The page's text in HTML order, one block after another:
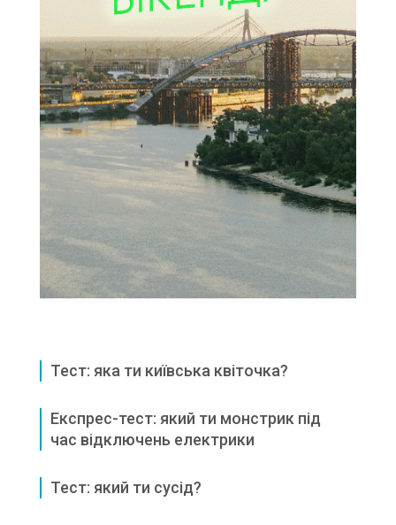
Тест: яка ти київська квіточка?
Експрес-тест: який ти монстрик під
час відключень електрики
Тест: який ти сусід?